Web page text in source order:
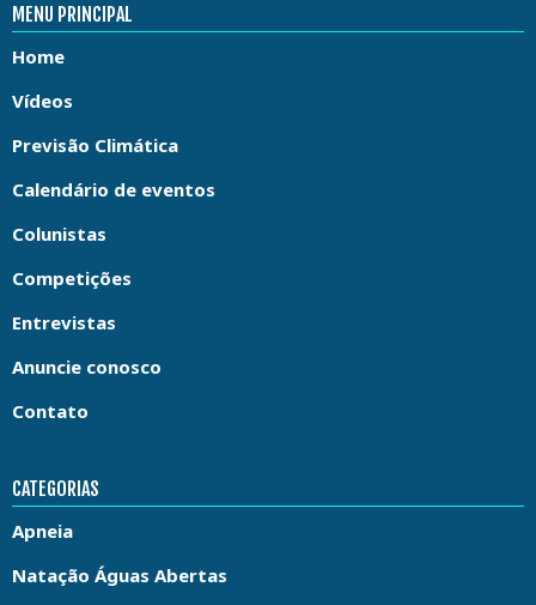
MENU PRINCIPAL
Home
Vídeos
Previsão Climática
Calendário de eventos
Colunistas
Competições
Entrevistas
Anuncie conosco
Contato
CATEGORIAS
Apneia
Natação Águas Abertas